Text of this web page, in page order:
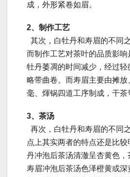
成，外形紧卷如眉。
2、制作工艺
其次，白牡丹和寿眉的不同
而制作工艺对茶叶的品质影响
牡丹萎凋的时间减少，经过
略带曲卷。而寿眉主要由摊放
毫、煇锅四道工序制成，干茶
3、茶汤
再次，白牡丹和寿眉的不同
点上其实两者的特点还是比
丹冲泡后茶汤清澈呈杏黄色
寿眉冲泡后茶汤色泽橙黄或深